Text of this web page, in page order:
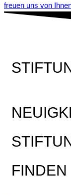
freuen uns von
FINDEN